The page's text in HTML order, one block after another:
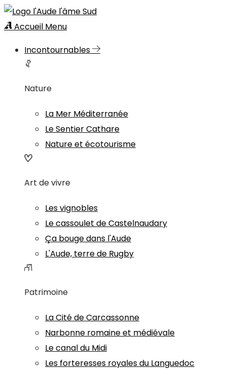
Accueil Menu
Incontournables
Nature
La Mer Méditerranée
Le Sentier Cathare
Nature et écotourisme
Art de vivre
Les vignobles
Le cassoulet de Castelnaudary
Ça bouge dans l'Aude
L'Aude, terre de Rugby
Patrimoine
La Cité de Carcassonne
Narbonne romaine et médiévale
Le canal du Midi
Les forteresses royales du Languedoc